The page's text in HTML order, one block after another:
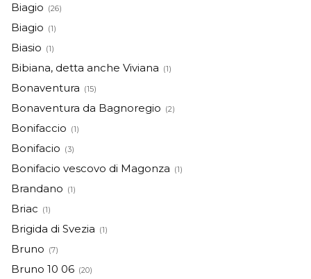
Biagio (26)
Biagio (1)
Biasio (1)
Bibiana, detta anche Viviana (1)
Bonaventura (15)
Bonaventura da Bagnoregio (2)
Bonifaccio (1)
Bonifacio (3)
Bonifacio vescovo di Magonza (1)
Brandano (1)
Briac (1)
Brigida di Svezia (1)
Bruno (7)
Bruno 10 06 (20)